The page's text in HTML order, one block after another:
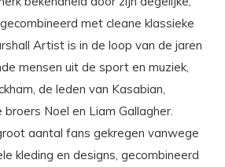
met cleane klassieke
Artist is in de loop van de jaren
mensen uit de sport en muziek,
de leden van Kasabian,
broers Noel en Liam Gallagher.
aantal fans gekregen vanwege
kleding en designs, gecombineerd